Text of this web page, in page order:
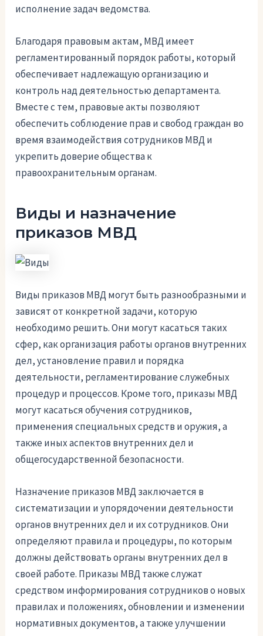
исполнение задач ведомства.
Благодаря правовым актам, МВД имеет
регламентированный порядок работы, который
обеспечивает надлежащую организацию и
контроль над деятельностью департамента.
Вместе с тем, правовые акты позволяют
обеспечить соблюдение прав и свобод граждан во
время взаимодействия сотрудников МВД и
укрепить доверие общества к
правоохранительным органам.
Виды и назначение
приказов МВД
Виды приказов МВД могут быть разнообразными и
зависят от конкретной задачи, которую
необходимо решить. Они могут касаться таких
сфер, как организация работы органов внутренних
дел, установление правил и порядка
деятельности, регламентирование служебных
процедур и процессов. Кроме того, приказы МВД
могут касаться обучения сотрудников,
применения специальных средств и оружия, а
также иных аспектов внутренних дел и
общегосударственной безопасности.
Назначение приказов МВД заключается в
систематизации и упорядочении деятельности
органов внутренних дел и их сотрудников. Они
определяют правила и процедуры, по которым
должны действовать органы внутренних дел в
своей работе. Приказы МВД также служат
средством информирования сотрудников о новых
правилах и положениях, обновлении и изменении
нормативных документов, а также улучшении